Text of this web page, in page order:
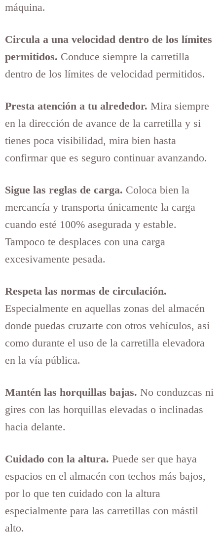
máquina.
Circula a una velocidad dentro de los límites
permitidos. Conduce siempre la carretilla
dentro de los límites de velocidad permitidos.
Presta atención a tu alrededor. Mira siempre
en la dirección de avance de la carretilla y si
tienes poca visibilidad, mira bien hasta
confirmar que es seguro continuar avanzando.
Sigue las reglas de carga. Coloca bien la
mercancía y transporta únicamente la carga
cuando esté 100% asegurada y estable.
Tampoco te desplaces con una carga
excesivamente pesada.
Respeta las normas de circulación.
Especialmente en aquellas zonas del almacén
donde puedas cruzarte con otros vehículos, así
como durante el uso de la carretilla elevadora
en la vía pública.
Mantén las horquillas bajas. No conduzcas ni
gires con las horquillas elevadas o inclinadas
hacia delante.
Cuidado con la altura. Puede ser que haya
espacios en el almacén con techos más bajos,
por lo que ten cuidado con la altura
especialmente para las carretillas con mástil
alto.